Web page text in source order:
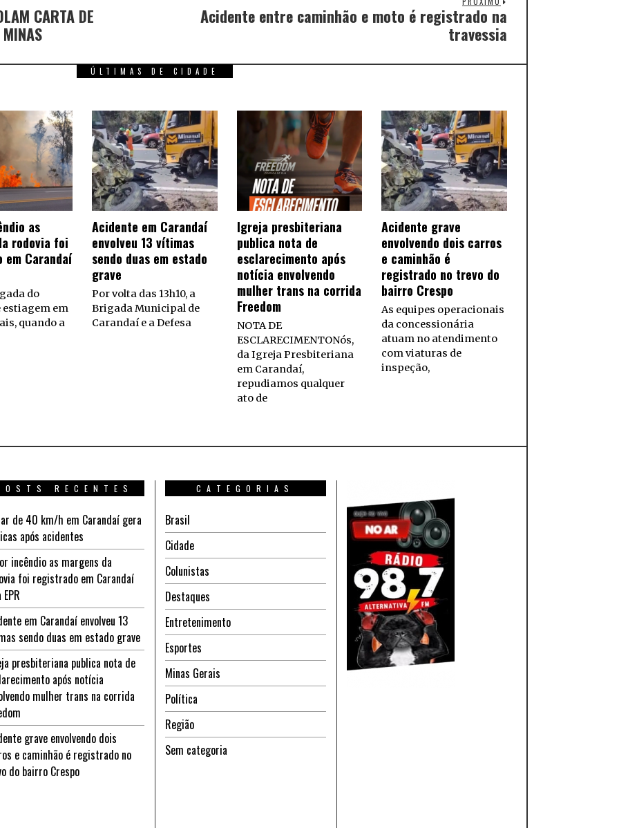
CARTA DE
Acidente entre caminhão e moto é registrado na
travessia
ÚLTIMAS DE CIDADE
as
rodovia foi
Carandaí
do
estiagem em
quando a
Acidente em Carandaí
envolveu 13 vítimas
sendo duas em estado
grave
Por volta das 13h10, a
Brigada Municipal de
Carandaí e a Defesa
Igreja presbiteriana
publica nota de
esclarecimento após
notícia envolvendo
mulher trans na corrida
Freedom
NOTA DE
ESCLARECIMENTONós,
da Igreja Presbiteriana
em Carandaí,
repudiamos qualquer
ato de
Acidente grave
envolvendo dois carros
e caminhão é
registrado no trevo do
bairro Crespo
As equipes operacionais
da concessionária
atuam no atendimento
com viaturas de
inspeção,
RECENTES
de 40 km/h em Carandaí gera
após acidentes
incêndio as margens da
foi registrado em Carandaí
em Carandaí envolveu 13
sendo duas em estado grave
presbiteriana publica nota de
após notícia
mulher trans na corrida
grave envolvendo dois
e caminhão é registrado no
do bairro Crespo
CATEGORIAS
Brasil
Cidade
Colunistas
Destaques
Entretenimento
Esportes
Minas Gerais
Política
Região
Sem categoria